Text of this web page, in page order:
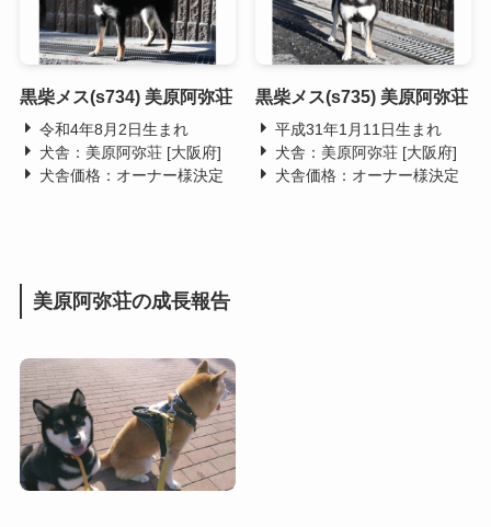
黒柴メス(s734) 美原阿弥荘
令和4年8月2日生まれ
犬舎：美原阿弥荘 [大阪府]
犬舎価格：オーナー様決定
黒柴メス(s735) 美原阿弥荘
平成31年1月11日生まれ
犬舎：美原阿弥荘 [大阪府]
犬舎価格：オーナー様決定
美原阿弥荘の成長報告